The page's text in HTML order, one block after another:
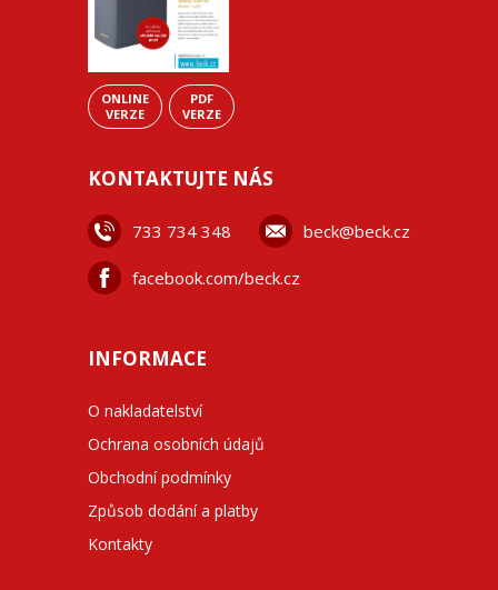
ONLINE
VERZE
PDF
VERZE
KONTAKTUJTE NÁS
733 734 348 beck@beck.cz
facebook.com/beck.cz
INFORMACE
O nakladatelství
Ochrana osobních údajů
Obchodní podmínky
Způsob dodání a platby
Kontakty